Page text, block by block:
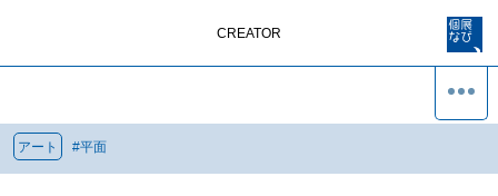
CREATOR
アート #平面